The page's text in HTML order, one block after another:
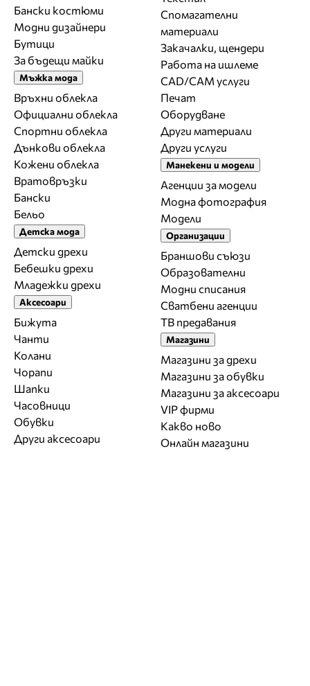
Бански костюми
Модни дизайнери
Бутици
За бъдещи майки
Мъжка мода
Връхни облекла
Официални облекла
Спортни облекла
Дънкови облекла
Кожени облекла
Вратовръзки
Бански
Бельо
Детска мода
Детски дрехи
Бебешки дрехи
Младежки дрехи
Аксесоари
Бижута
Чанти
Колани
Чорапи
Шапки
Часовници
Обувки
Други аксесоари
Спомагателни
материали
Закачалки, щендери
Работа на ишлеме
CAD/CAM услуги
Печат
Оборудване
Други материали
Други услуги
Манекени и модели
Агенции за модели
Модна фотография
Модели
Организации
Браншови съюзи
Образователни
Модни списания
Сватбени агенции
ТВ предавания
Магазини
Магазини за дрехи
Магазини за обувки
Магазини за aксесоари
VIP фирми
Какво ново
Онлайн магазини